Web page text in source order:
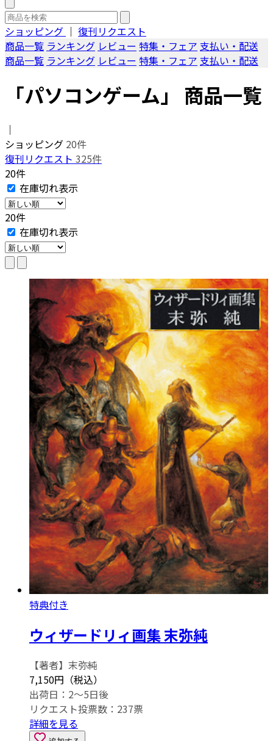
ショッピング ｜ 復刊リクエスト
商品一覧 ランキング レビュー 特集・フェア 支払い・配送
商品一覧 ランキング レビュー 特集・フェア 支払い・配送
「パソコンゲーム」 商品一覧
｜
ショッピング 20件
復刊リクエスト 325件
20件
在庫切れ表示
20件
在庫切れ表示
特典付き
ウィザードリィ画集 末弥純
【著者】末弥純
7,150円（税込）
出荷日：2～5日後
リクエスト投票数： 237票
詳細を見る